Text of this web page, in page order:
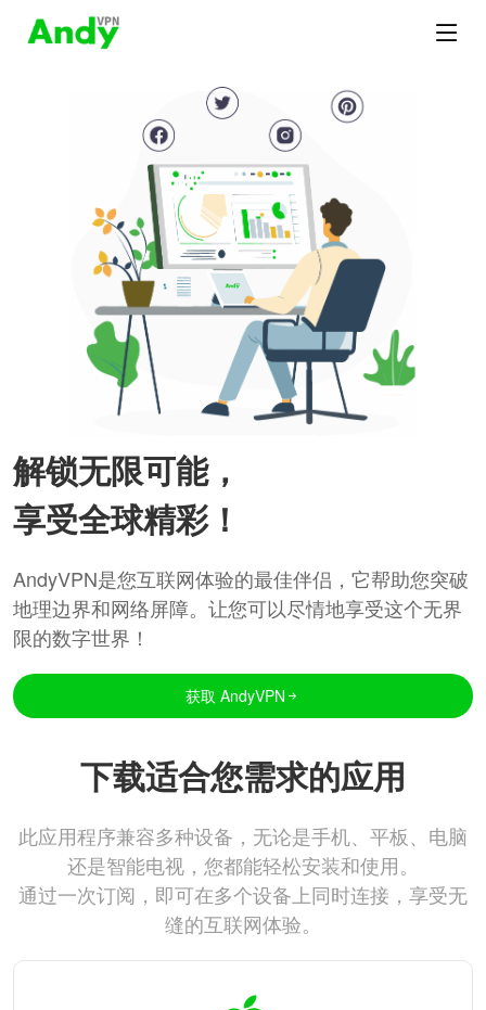
解锁无限可能，
享受全球精彩！
AndyVPN是您互联网体验的最佳伴侣，它帮助您突破
地理边界和网络屏障。让您可以尽情地享受这个无界
限的数字世界！
获取 AndyVPN
下载适合您需求的应用
此应用程序兼容多种设备，无论是手机、平板、电脑
还是智能电视，您都能轻松安装和使用。
通过一次订阅，即可在多个设备上同时连接，享受无
缝的互联网体验。